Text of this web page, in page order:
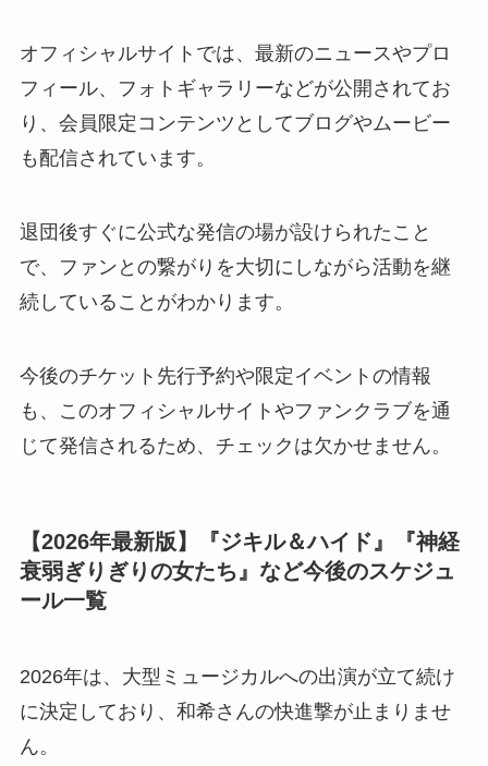
オフィシャルサイトでは、最新のニュースやプロ
フィール、フォトギャラリーなどが公開されてお
り、会員限定コンテンツとしてブログやムービー
も配信されています。
退団後すぐに公式な発信の場が設けられたこと
で、ファンとの繋がりを大切にしながら活動を継
続していることがわかります。
今後のチケット先行予約や限定イベントの情報
も、このオフィシャルサイトやファンクラブを通
じて発信されるため、チェックは欠かせません。
【2026年最新版】『ジキル＆ハイド』『神経
衰弱ぎりぎりの女たち』など今後のスケジュ
ール一覧
2026年は、大型ミュージカルへの出演が立て続け
に決定しており、和希さんの快進撃が止まりませ
ん。